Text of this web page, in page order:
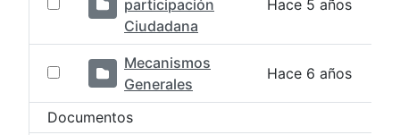
participación
Ciudadana
Hace 5 años
Mecanismos
Generales
Hace 6 años
Documentos